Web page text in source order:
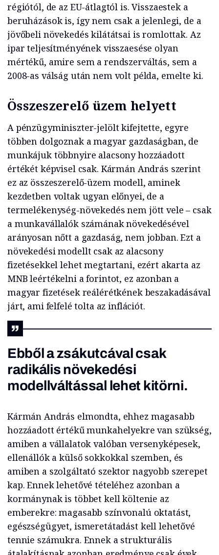
régiótól, de az EU-átlagtól is. Visszaestek a
beruházások is, így nem csak a jelenlegi, de a
jövőbeli növekedés kilátátsai is romlottak. Az
ipar teljesítményének visszaesése olyan
mértékű, amire sem a rendszerváltás, sem a
2008-as válság után nem volt példa, emelte ki.
Összeszerelő üzem helyett
A pénzügyminiszter-jelölt kifejtette, egyre
többen dolgoznak a magyar gazdaságban, de
munkájuk többnyire alacsony hozzáadott
értékét képvisel csak. Kármán András szerint
ez az összeszerelő-üzem modell, aminek
kezdetben voltak ugyan előnyei, de a
termelékenység-növekedés nem jött vele – csak
a munkavállalók számának növekedésével
arányosan nőtt a gazdaság, nem jobban. Ezt a
növekedési modellt csak az alacsony
fizetésekkel lehet megtartani, ezért akarta az
MNB leértékelni a forintot, ez azonban a
magyar fizetések reálérétkének beszakadásával
járt, ami felfelé tolta az inflációt.
Ebből a zsákutcával csak
radikális növekedési
modellváltással lehet kitörni.
Kármán András elmondta, ehhez magasabb
hozzáadott értékű munkahelyekre van szükség,
amiben a vállalatok valóban versenyképesek,
ellenállók a külső sokkokkal szemben, és
amiben a szolgáltató szektor nagyobb szerepet
kap. Ennek lehetővé tételéhez azonban a
kormánynak is többet kell költenie az
emberekre: magasabb színvonalú oktatást,
egészségügyet, ismeretátadást kell lehetővé
tennie számukra. Ennek a strukturális